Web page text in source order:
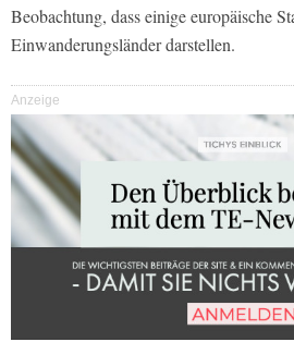
Beobachtung, dass einige europäische
Einwanderungsländer darstellen.
Anzeige